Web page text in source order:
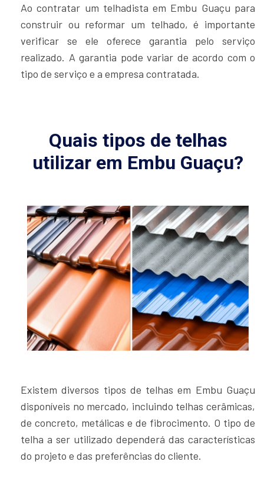
Ao contratar um telhadista em Embu Guaçu para
construir ou reformar um telhado, é importante
verificar se ele oferece garantia pelo serviço
realizado. A garantia pode variar de acordo com o
tipo de serviço e a empresa contratada.
Quais tipos de telhas
utilizar em Embu Guaçu?
Existem diversos tipos de telhas em Embu Guaçu
disponíveis no mercado, incluindo telhas cerâmicas,
de concreto, metálicas e de fibrocimento. O tipo de
telha a ser utilizado dependerá das características
do projeto e das preferências do cliente.